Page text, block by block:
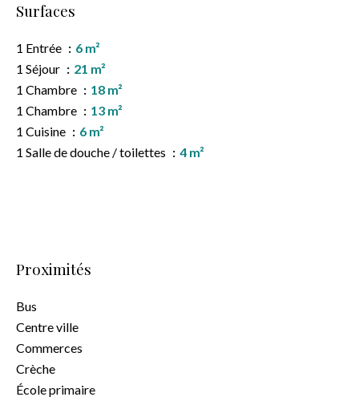
Surfaces
1 Entrée
6 m²
1 Séjour
21 m²
1 Chambre
18 m²
1 Chambre
13 m²
1 Cuisine
6 m²
1 Salle de douche / toilettes
4 m²
Proximités
Bus
Centre ville
Commerces
Crèche
École primaire